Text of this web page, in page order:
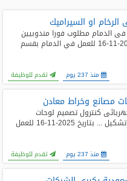
او السيراميك
الدمام مطلوب فورا مندوبيين
مبيعات خبرة فى الرخام اوالحجر ... بتاريخ 2025-11-16 للعمل في الدمام بقسم
منذ 237 يوم تقدم للوظيفة
مصانع وخراط معادن
كنترول تصميم لوحات
وتركيبات مصانع خبرة 10 سنوات معلم خراط تشكيل ... بتاريخ 2025-11-16 للعمل
منذ 237 يوم تقدم للوظيفة